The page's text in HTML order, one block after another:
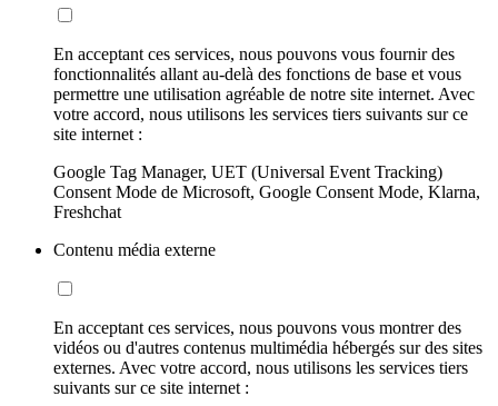
En acceptant ces services, nous pouvons vous fournir des
fonctionnalités allant au-delà des fonctions de base et vous
permettre une utilisation agréable de notre site internet. Avec
votre accord, nous utilisons les services tiers suivants sur ce
site internet :
Google Tag Manager, UET (Universal Event Tracking)
Consent Mode de Microsoft, Google Consent Mode, Klarna,
Freshchat
Contenu média externe
En acceptant ces services, nous pouvons vous montrer des
vidéos ou d'autres contenus multimédia hébergés sur des sites
externes. Avec votre accord, nous utilisons les services tiers
suivants sur ce site internet :